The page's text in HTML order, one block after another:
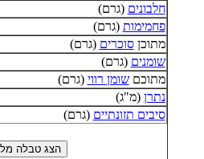
חלבונים (גרם)
פחמימות (גרם)
מתוכןסוכרים (גרם)
שומנים (גרם)
מתוכםשומן רווי (גרם)
נתרן (מ"ג)
סיבים תזונתיים (גרם)